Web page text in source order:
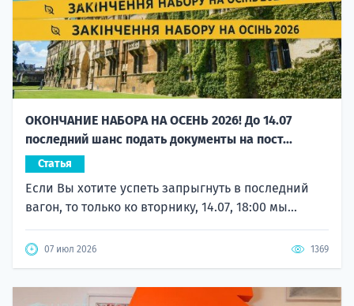
ОКОНЧАНИЕ НАБОРА НА ОСЕНЬ 2026! До 14.07
последний шанс подать документы на пост...
Статья
Если Вы хотите успеть запрыгнуть в последний
вагон, то только ко вторнику, 14.07, 18:00 мы...
07 июл 2026 1369